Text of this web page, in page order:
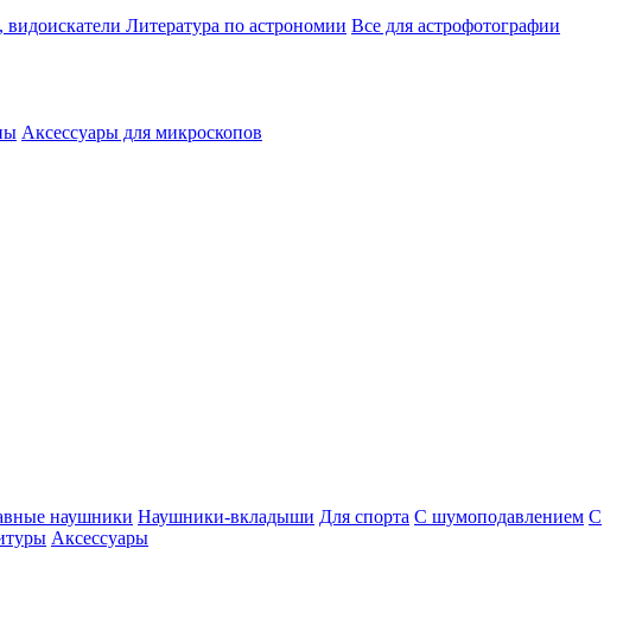
Литература по астрономии Все для астрофотографии
Аксессуары для микроскопов
наушники Наушники-вкладыши Для спорта С шумоподавлением С
Аксессуары